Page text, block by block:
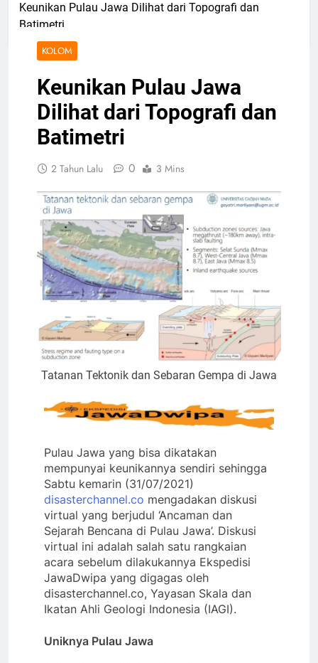
Keunikan Pulau Jawa Dilihat dari Topografi dan
Batimetri
KOLOM
Keunikan Pulau Jawa
Dilihat dari Topografi dan
Batimetri
2 Tahun Lalu 0 3 Mins
Tatanan Tektonik dan Sebaran Gempa di Jawa
Pulau Jawa yang bisa dikatakan
mempunyai keunikannya sendiri sehingga
Sabtu kemarin (31/07/2021)
disasterchannel.co mengadakan diskusi
virtual yang berjudul ‘Ancaman dan
Sejarah Bencana di Pulau Jawa’. Diskusi
virtual ini adalah salah satu rangkaian
acara sebelum dilakukannya Ekspedisi
JawaDwipa yang digagas oleh
disasterchannel.co, Yayasan Skala dan
Ikatan Ahli Geologi Indonesia (IAGI).
Uniknya Pulau Jawa